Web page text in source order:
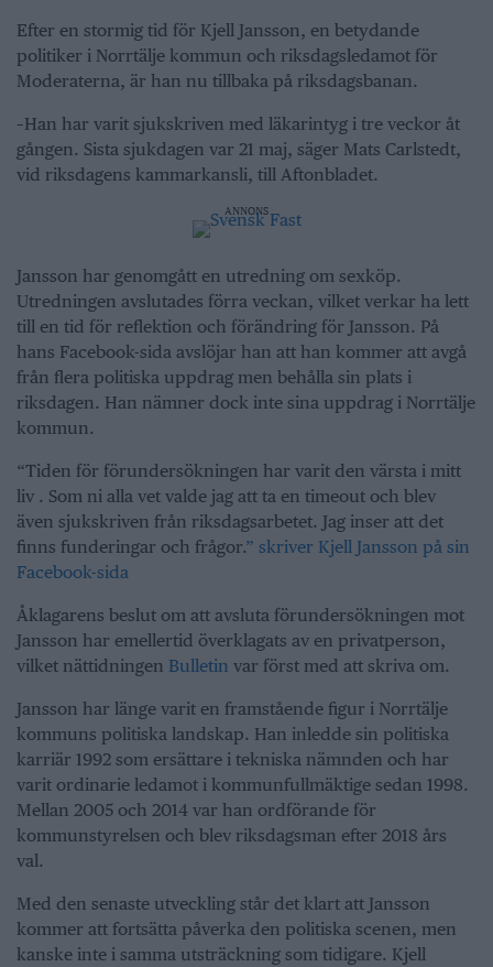
Efter en stormig tid för Kjell Jansson, en betydande
politiker i Norrtälje kommun och riksdagsledamot för
Moderaterna, är han nu tillbaka på riksdagsbanan.
–Han har varit sjukskriven med läkarintyg i tre veckor åt
gången. Sista sjukdagen var 21 maj, säger Mats Carlstedt,
vid riksdagens kammarkansli, till Aftonbladet.
ANNONS
Jansson har genomgått en utredning om sexköp.
Utredningen avslutades förra veckan, vilket verkar ha lett
till en tid för reflektion och förändring för Jansson. På
hans Facebook-sida avslöjar han att han kommer att avgå
från flera politiska uppdrag men behålla sin plats i
riksdagen. Han nämner dock inte sina uppdrag i Norrtälje
kommun.
“Tiden för förundersökningen har varit den värsta i mitt
liv . Som ni alla vet valde jag att ta en timeout och blev
även sjukskriven från riksdagsarbetet. Jag inser att det
finns funderingar och frågor.” skriver Kjell Jansson på sin
Facebook-sida
Åklagarens beslut om att avsluta förundersökningen mot
Jansson har emellertid överklagats av en privatperson,
vilket nättidningen Bulletin var först med att skriva om.
Jansson har länge varit en framstående figur i Norrtälje
kommuns politiska landskap. Han inledde sin politiska
karriär 1992 som ersättare i tekniska nämnden och har
varit ordinarie ledamot i kommunfullmäktige sedan 1998.
Mellan 2005 och 2014 var han ordförande för
kommunstyrelsen och blev riksdagsman efter 2018 års
val.
Med den senaste utveckling står det klart att Jansson
kommer att fortsätta påverka den politiska scenen, men
kanske inte i samma utsträckning som tidigare. Kjell